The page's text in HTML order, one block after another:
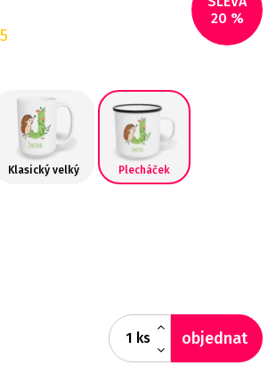
20 %
Klasický velký Plecháček
ks objednat